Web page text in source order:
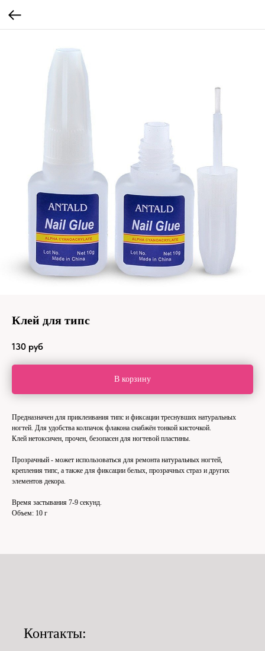
Клей для типс
130 руб
В корзину
Предназначен для приклеивания типс и фиксации треснувших натуральных
ногтей. Для удобства колпачок флакона снабжён тонкой кисточкой.
Клей нетоксичен, прочен, безопасен для ногтевой пластины.
Прозрачный - может использоваться для ремонта натуральных ногтей,
крепления типс, а также для фиксации белых, прозрачных страз и других
элементов декора.
Время застывания 7-9 секунд.
Объем: 10 г
Контакты: